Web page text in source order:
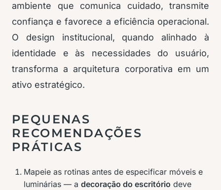
ambiente que comunica cuidado, transmite
confiança e favorece a eficiência operacional.
O design institucional, quando alinhado à
identidade e às necessidades do usuário,
transforma a arquitetura corporativa em um
ativo estratégico.
PEQUENAS
RECOMENDAÇÕES
PRÁTICAS
Mapeie as rotinas antes de especificar móveis e
luminárias — a decoração do escritório deve